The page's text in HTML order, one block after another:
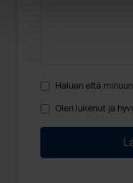
Haluan että
Olen lukenut ja